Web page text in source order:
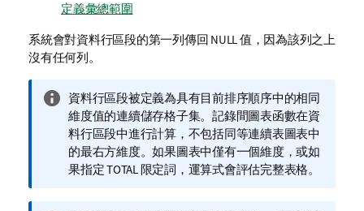
定義彙總範圍
系統會對資料行區段的第一列傳回 NULL值，因為該列之上
沒有任何列。
資
訊
備
註
資料行區段被定義為具有目前排序順序中的相同
維度值的連續儲存格子集。記錄間圖表函數在資
料行區段中進行計算，不包括同等連續表圖表中
的最右方維度。如果圖表中僅有一個維度，或如
果指定TOTAL限定詞，運算式會評估完整表格。